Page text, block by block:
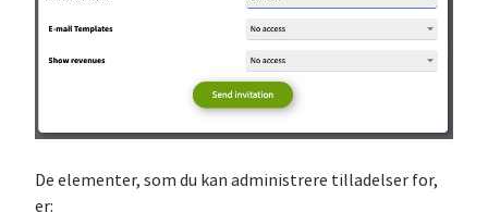
De elementer, som du kan administrere tilladelser for,
er: